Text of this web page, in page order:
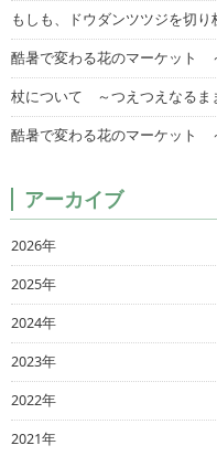
もしも、ドウダンツツジを切り
酷暑で変わる花のマーケット
杖について ～つえつえなるま
酷暑で変わる花のマーケット
アーカイブ
2026年
2025年
2024年
2023年
2022年
2021年